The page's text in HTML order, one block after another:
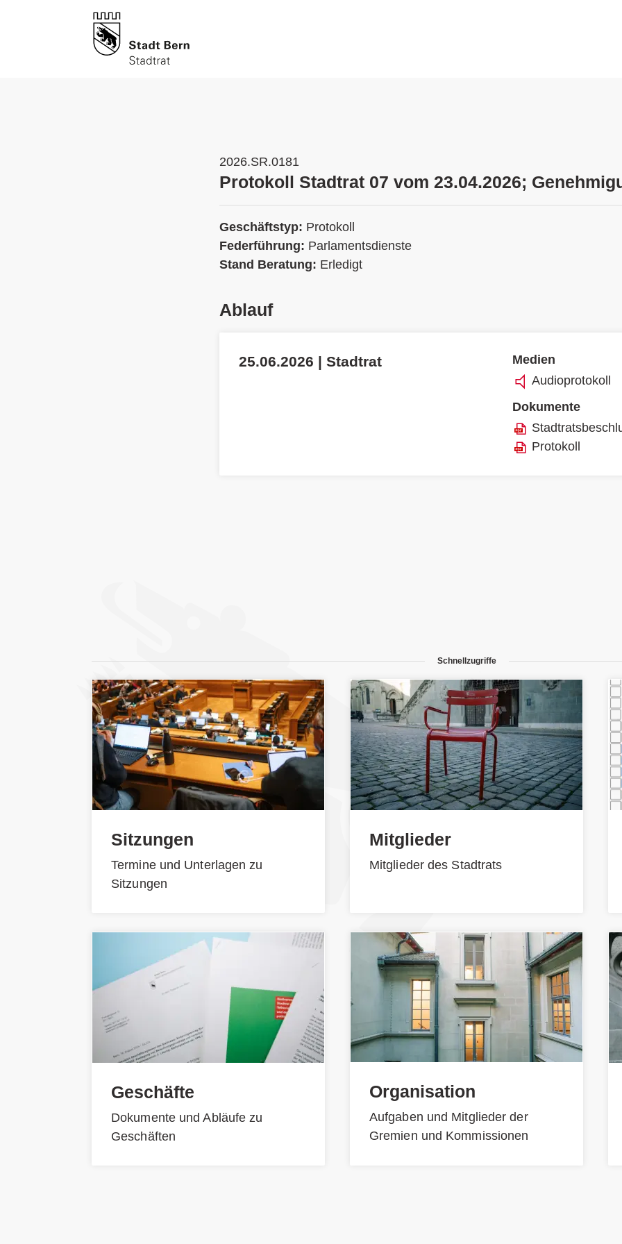
2026.SR.0181
Protokoll Stadtrat 07 vom 23.04.2026;
Geschäftstyp: Protokoll
Federführung: Parlamentsdienste
Stand Beratung: Erledigt
Ablauf
25.06.2026 | Stadtrat
Medien
Audioprotokoll
Dokumente
Protokoll
Schnellzugriffe
Sitzungen
Termine und Unterlagen zu
Sitzungen
Geschäfte
Dokumente und Abläufe zu
Geschäften
Mitglieder
Mitglieder des Stadtrats
Organisation
Aufgaben und Mitglieder der
Gremien und Kommissionen